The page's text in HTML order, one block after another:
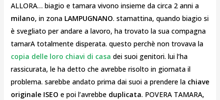
ALLORA… biagio e tamara vivono insieme da circa 2 anni a
milano, in zona LAMPUGNANO. stamattina, quando biagio si
è svegliato per andare a lavoro, ha trovato la sua compagna
tamarA totalmente disperata. questo perchè non trovava la
copia delle loro chiavi di casa dei suoi genitori. lui l’ha
rassicurata, le ha detto che avrebbe risolto in giornata il
problema. sarebbe andato prima dai suoi a prendere lachiave
originale ISEO e poi l’avrebbe duplicata. POVERA TAMARA,